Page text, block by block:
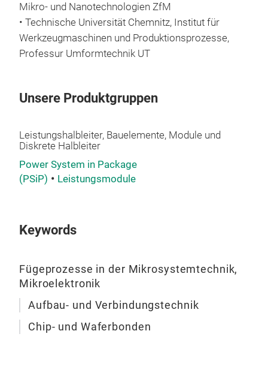
Mikro- und Nanotechnologien ZfM
• Technische Universität Chemnitz, Institut für
Werkzeugmaschinen und Produktionsprozesse,
Professur Umformtechnik UT
Unsere Produktgruppen
Leistungshalbleiter, Bauelemente, Module und
Diskrete Halbleiter
Power System in Package
(PSiP)
Leistungsmodule
Keywords
Fügeprozesse in der Mikrosystemtechnik,
Mikroelektronik
Aufbau- und Verbindungstechnik
Chip- und Waferbonden